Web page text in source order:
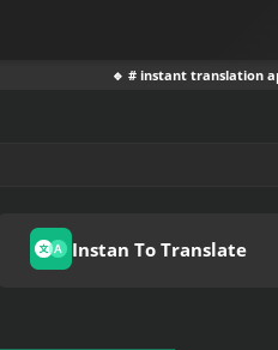
🔹 # instant translation
Instan To Translate